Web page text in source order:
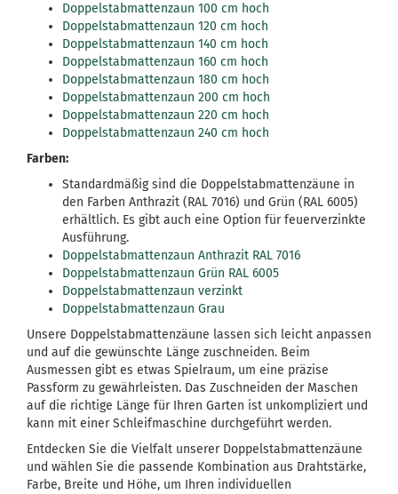
Doppelstabmattenzaun 100 cm hoch
Doppelstabmattenzaun 120 cm hoch
Doppelstabmattenzaun 140 cm hoch
Doppelstabmattenzaun 160 cm hoch
Doppelstabmattenzaun 180 cm hoch
Doppelstabmattenzaun 200 cm hoch
Doppelstabmattenzaun 220 cm hoch
Doppelstabmattenzaun 240 cm hoch
Farben:
Standardmäßig sind die Doppelstabmattenzäune in
den Farben Anthrazit (RAL 7016) und Grün (RAL 6005)
erhältlich. Es gibt auch eine Option für feuerverzinkte
Ausführung.
Doppelstabmattenzaun Anthrazit RAL 7016
Doppelstabmattenzaun Grün RAL 6005
Doppelstabmattenzaun verzinkt
Doppelstabmattenzaun Grau
Unsere Doppelstabmattenzäune lassen sich leicht anpassen
und auf die gewünschte Länge zuschneiden. Beim
Ausmessen gibt es etwas Spielraum, um eine präzise
Passform zu gewährleisten. Das Zuschneiden der Maschen
auf die richtige Länge für Ihren Garten ist unkompliziert und
kann mit einer Schleifmaschine durchgeführt werden.
Entdecken Sie die Vielfalt unserer Doppelstabmattenzäune
und wählen Sie die passende Kombination aus Drahtstärke,
Farbe, Breite und Höhe, um Ihren individuellen